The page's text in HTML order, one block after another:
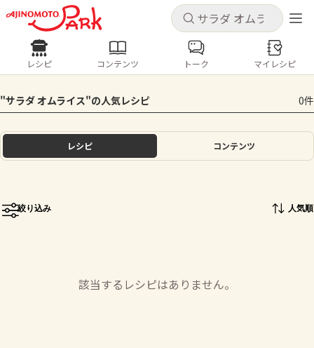
キャンセル
ログインするとレシピを保存できます
ログイン
ホーム
トーク
キャンセル
レシピ コンテンツ
人気の食材・レシピ
きゅうり なす トマト
とうもろこし
レシピ コンテンツ トーク マイレシピ
"サラダ オムライス"の人気レシピ 0件
レシピ コンテンツ
絞り込み 人気順
該当するレシピはありません。